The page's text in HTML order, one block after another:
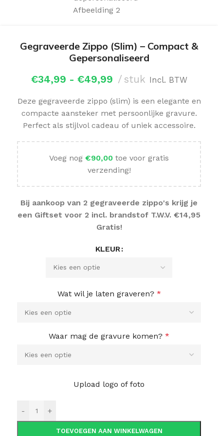
Gegraveerde Zippo (Slim) – Compact &
Gepersonaliseerd
€34,99 - €49,99 stuk Incl. BTW
Deze gegraveerde zippo (slim) is een elegante en
compacte aansteker met persoonlijke gravure.
Perfect als stijlvol cadeau of uniek accessoire.
Voeg nog €90,00 toe voor gratis
verzending!
Bij aankoop van 2 gegraveerde zippo's krijg je
een Giftset voor 2 incl. brandstof T.W.V. €14,95
Gratis!
KLEUR
Wat wil je laten graveren? *
Waar mag de gravure komen? *
Upload logo of foto
- +
TOEVOEGEN AAN WINKELWAGEN